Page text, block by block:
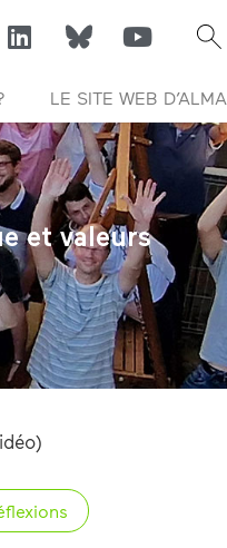
LE SITE WEB D’ALMA
et valeurs